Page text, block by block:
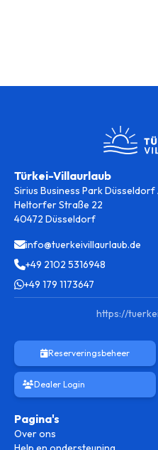
Türkei-Villaurlaub
Sirius Business Park
Heltorfer Straße 22
40472 Düsseldorf
info@tuerkeivillaurlaub.de
+49 2102 5316948
+49 179 1173647
https://
Reserveringsbeheer
Dealer Login
Pagina's
Over ons